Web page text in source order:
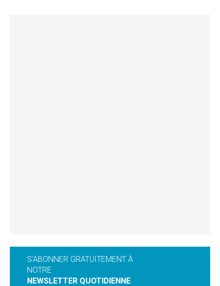
S'ABONNER GRATUITEMENT À
NOTRE
NEWSLETTER QUOTIDIENNE